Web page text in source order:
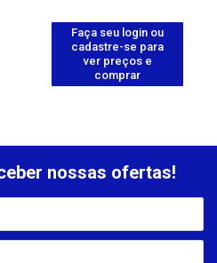
Faça seu login ou
cadastre-se para
ver preços e
comprar
nossas ofertas!